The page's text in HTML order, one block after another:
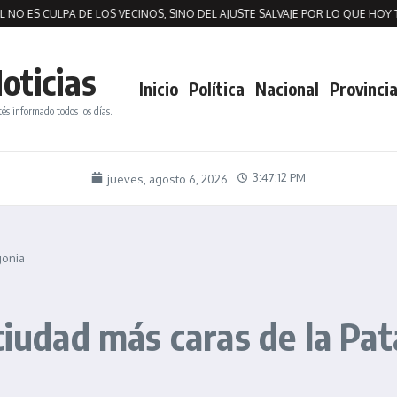
CULPA DE LOS VECINOS, SINO DEL AJUSTE SALVAJE POR LO QUE HOY
informado todos los días.
Inicio Política Nacional
jueves, agosto 6, 2026 3:47:13 PM
más caras de la